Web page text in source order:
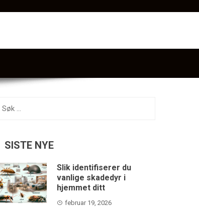
etter:
SISTE NYE
Slik identifiserer du
vanlige skadedyr i
hjemmet ditt
februar 19, 2026